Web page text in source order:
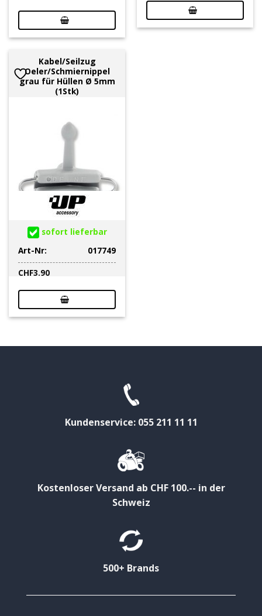
Kabel/Seilzug
Oeler/Schmiernippel
grau für Hüllen Ø 5mm
(1Stk)
sofort lieferbar
Art-Nr:
017749
CHF3.90
Kundenservice: 055 211 11 11
Kostenloser Versand ab CHF 100.-- in der
Schweiz
500+ Brands